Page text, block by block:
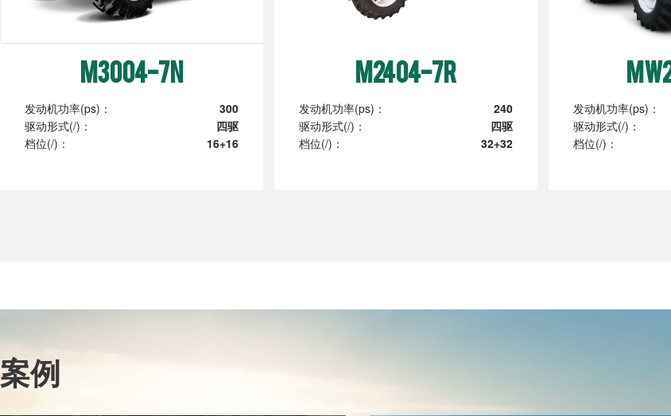
M3004-7N
发动机功率(ps)：
300
驱动形式(/)：
四驱
档位(/)：
16+16
M2404-7R
发动机功率(ps)：
240
驱动形式(/)：
四驱
档位(/)：
32+32
发动机功率(ps)：
驱动形式(/)：
档位(/)：
案例